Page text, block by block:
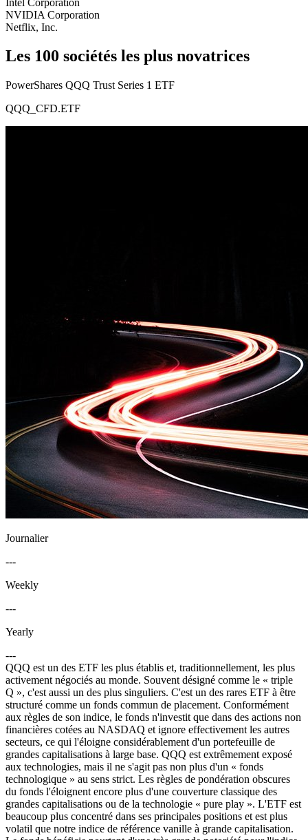
NVIDIA Corporation
Netflix, Inc.
Les 100 sociétés les plus novatrices
PowerShares QQQ Trust Series 1 ETF
QQQ_CFD.ETF
Journalier
---
Weekly
---
Yearly
---
QQQ est un des ETF les plus établis et, traditionnellement, les plus
activement négociés au monde. Souvent désigné comme le « triple
Q », c'est aussi un des plus singuliers. C'est un des rares ETF à être
structuré comme un fonds commun de placement. Conformément
aux règles de son indice, le fonds n'investit que dans des actions non
financières cotées au NASDAQ et ignore effectivement les autres
secteurs, ce qui l'éloigne considérablement d'un portefeuille de
grandes capitalisations à large base. QQQ est extrêmement exposé
aux technologies, mais il ne s'agit pas non plus d'un « fonds
technologique » au sens strict. Les règles de pondération obscures
du fonds l'éloignent encore plus d'une couverture classique des
grandes capitalisations ou de la technologie « pure play ». L'ETF est
beaucoup plus concentré dans ses principales positions et est plus
volatil que notre indice de référence vanille à grande capitalisation.